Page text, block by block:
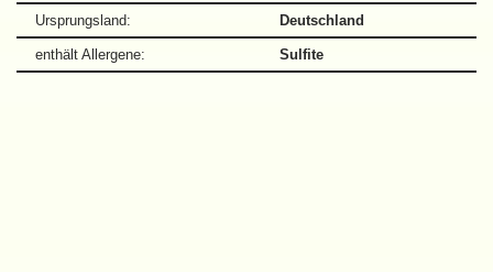
Ursprungsland: Deutschland
enthält Allergene: Sulfite